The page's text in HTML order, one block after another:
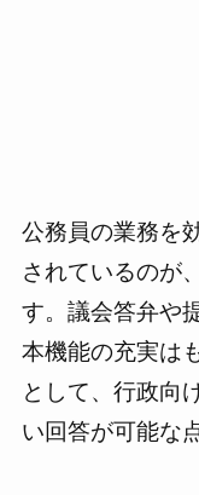
公務員の業務を
されているのが
す。議会答弁や
本機能の充実は
として、行政向
い回答が可能な